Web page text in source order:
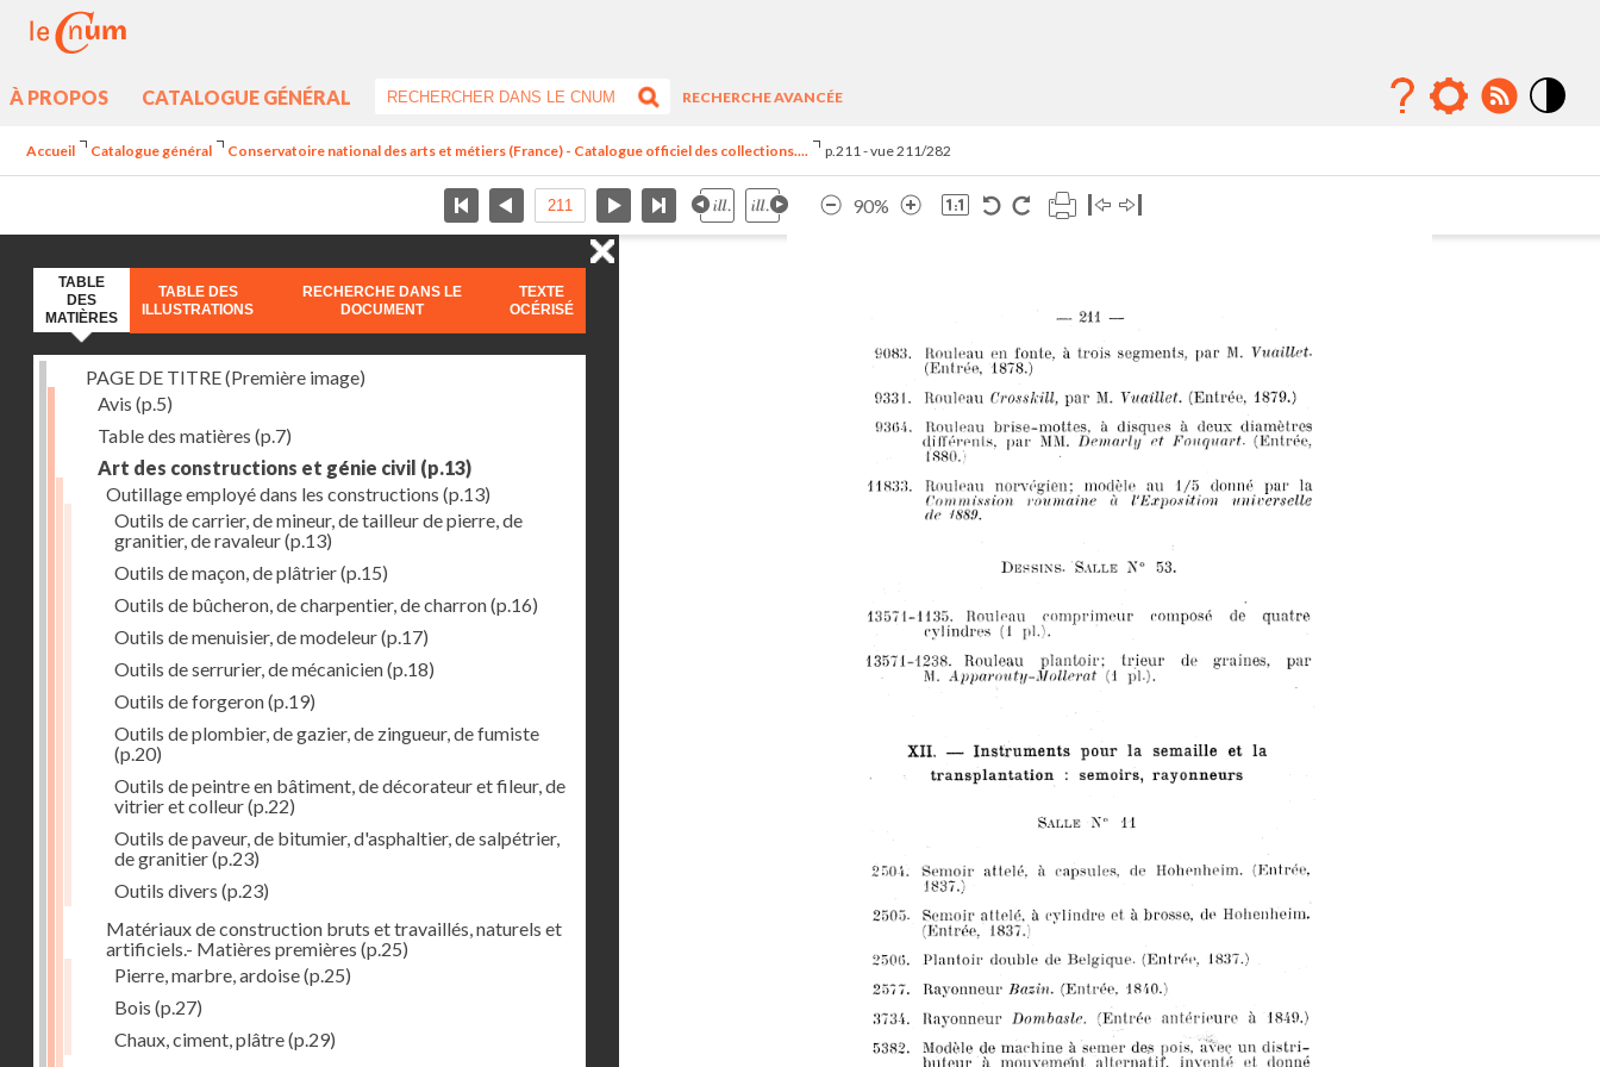
À PROPOS CATALOGUE GÉNÉRAL
RECHERCHE AVANCÉE
Accueil Catalogue général Conservatoire national des arts et métiers (France) - Catalogue officiel des collections.... p.211 - vue 211/282
90%
TABLE
DES
MATIÈRES
TABLE DES
ILLUSTRATIONS
RECHERCHE DANS LE
DOCUMENT
TEXTE
OCÉRISÉ
PAGE DE TITRE (Première image)
Avis (p.5)
Table des matières (p.7)
Art des constructions et génie civil (p.13)
Outillage employé dans les constructions (p.13)
Outils de carrier, de mineur, de tailleur de pierre, de
granitier, de ravaleur(p.13)
Outils de maçon, de plâtrier(p.15)
Outils de bûcheron, de charpentier, de charron(p.16)
Outils de menuisier, de modeleur(p.17)
Outils de serrurier, de mécanicien(p.18)
Outils de forgeron(p.19)
Outils de plombier, de gazier, de zingueur, de fumiste
(p.20)
Outils de peintre en bâtiment, de décorateur et fileur, de
vitrier et colleur(p.22)
Outils de paveur, de bitumier, d'asphaltier, de salpétrier,
de granitier(p.23)
Outils divers (p.23)
Matériaux de construction bruts et travaillés, naturels et
artificiels.- Matières premières (p.25)
Pierre, marbre, ardoise(p.25)
Bois (p.27)
Chaux, ciment, plâtre(p.29)